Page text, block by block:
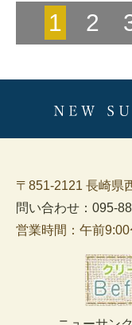
1 2
〒851-2121 長崎県
問い合わせ：095-
営業時間：午前